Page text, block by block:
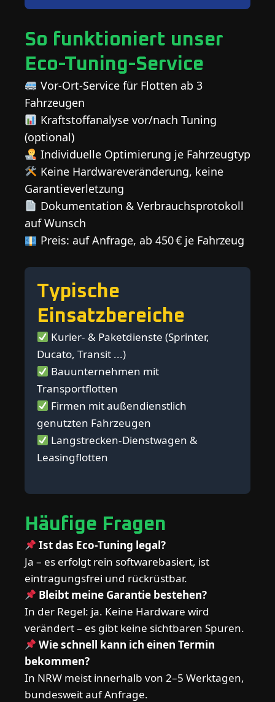
So funktioniert unser
Eco-Tuning-Service
Vor-Ort-Service für Flotten ab 3
Fahrzeugen
Kraftstoffanalyse vor/nach Tuning
(optional)
Individuelle Optimierung je Fahrzeugtyp
Keine Hardwareveränderung, keine
Garantieverletzung
Dokumentation & Verbrauchsprotokoll
auf Wunsch
Preis: auf Anfrage, ab 450 € je Fahrzeug
Typische
Einsatzbereiche
Kurier- & Paketdienste (Sprinter,
Ducato, Transit ...)
Bauunternehmen mit
Transportflotten
Firmen mit außendienstlich
genutzten Fahrzeugen
Langstrecken-Dienstwagen &
Leasingflotten
Häufige Fragen
Ist das Eco-Tuning legal?
Ja – es erfolgt rein softwarebasiert, ist
eintragungsfrei und rückrüstbar.
Bleibt meine Garantie bestehen?
In der Regel: ja. Keine Hardware wird
verändert – es gibt keine sichtbaren Spuren.
Wie schnell kann ich einen Termin
bekommen?
In NRW meist innerhalb von 2–5 Werktagen,
bundesweit auf Anfrage.